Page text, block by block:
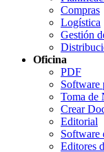
Compras
Logística
Gestión
Oficina
PDF
Software
Toma de
Crear
Editorial
Software
Editores